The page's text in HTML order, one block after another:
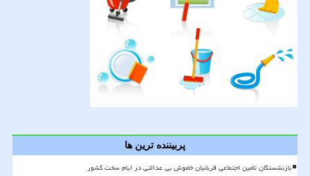
پربیننده ترین ها
بازنشستگان تأمین اجتماعی قربانیان خاموش بی عدالتی در ایام سخت کشور